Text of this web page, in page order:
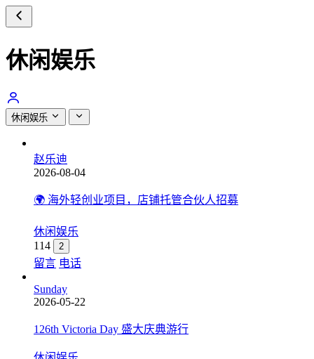
休闲娱乐
休闲娱乐
赵乐迪
2026-08-04
🌍 海外轻创业项目，店铺托管合伙人招募
休闲娱乐
114
2
留言 电话
Sunday
2026-05-22
126th Victoria Day 盛大庆典游行